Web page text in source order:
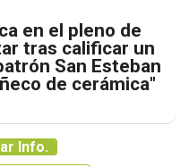
en el pleno de
tras calificar un
San Esteban
de cerámica"
Info.